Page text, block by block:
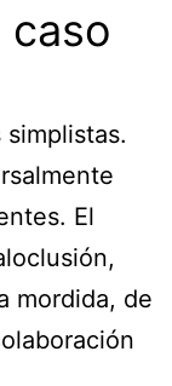
caso
El
mordida, de